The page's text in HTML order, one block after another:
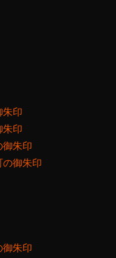
朱印
朱印
御朱印
御朱印
御朱印